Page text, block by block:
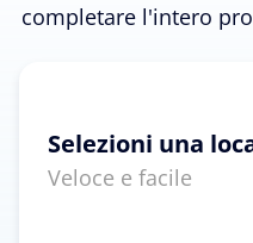
completare l'intero
Selezioni una
Veloce e facile